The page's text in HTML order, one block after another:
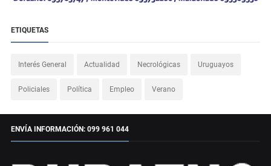
ETIQUETAS
Interés General Actualidad Necrológicas Uruguayos
Policiales Política Empleo Verano
ENVÍA INFORMACIÓN: 099 961 044